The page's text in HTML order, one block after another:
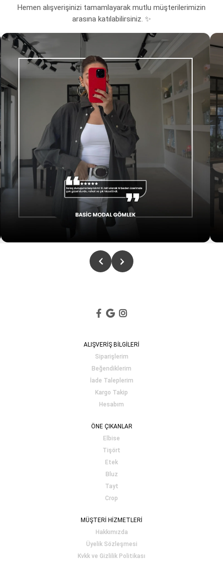
Hemen alışverişinizi tamamlayarak mutlu müşterilerimizin
arasına katılabilirsiniz. ✨
ALIŞVERİŞ BİLGİLERİ
Siparişlerim
Beğendiklerim
İade Taleplerim
Kargo Takip
Hesabım
ÖNE ÇIKANLAR
Elbise
Tişört
Etek
Bluz
Tayt
Crop
MÜŞTERİ HİZMETLERİ
Hakkımızda
Üyelik Sözleşmesi
Kvkk ve Gizlilik Politikası